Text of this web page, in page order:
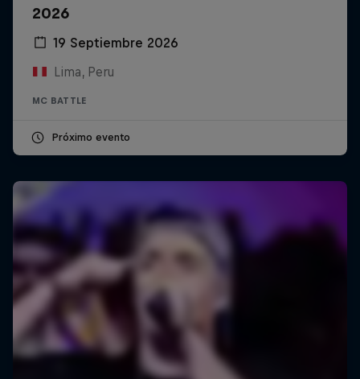
2026
19 Septiembre 2026
Lima, Peru
MC BATTLE
Próximo evento